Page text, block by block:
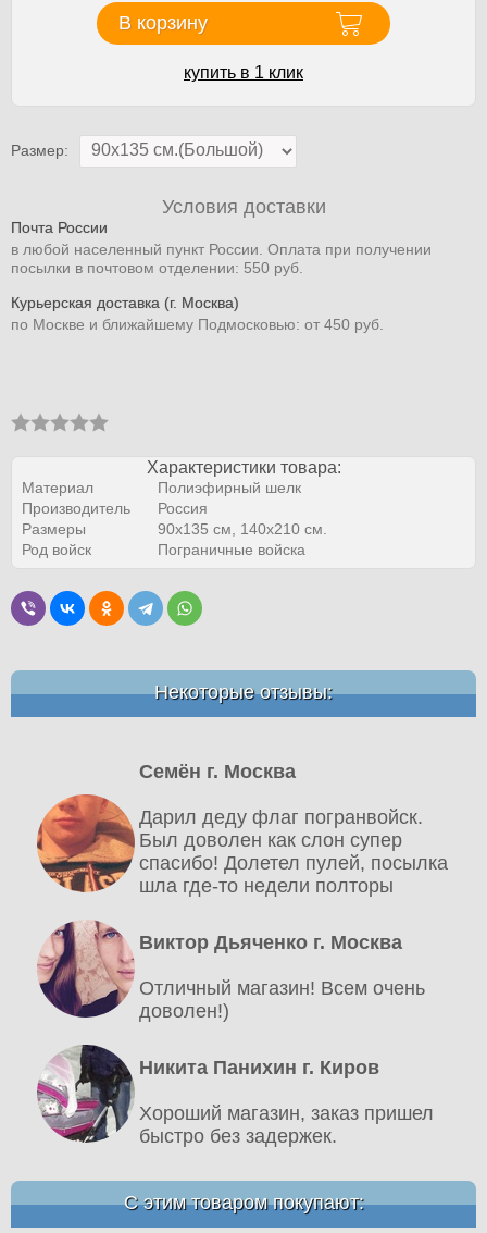
В корзину
купить в 1 клик
Размер:
Условия доставки
Почта России
в любой населенный пункт России. Оплата при получении
посылки в почтовом отделении: 550 руб.
Курьерская доставка (г. Москва)
по Москве и ближайшему Подмосковью: от 450 руб.
Характеристики товара:
Материал
Полиэфирный шелк
Производитель
Россия
Размеры
90х135 см, 140х210 см.
Род войск
Пограничные войска
Некоторые отзывы:
Семён г. Москва
Дарил деду флаг погранвойск.
Был доволен как слон супер
спасибо! Долетел пулей, посылка
шла где-то недели полторы
Виктор Дьяченко г. Москва
Отличный магазин! Всем очень
доволен!)
Никита Панихин г. Киров
Хороший магазин, заказ пришел
быстро без задержек.
С этим товаром покупают: